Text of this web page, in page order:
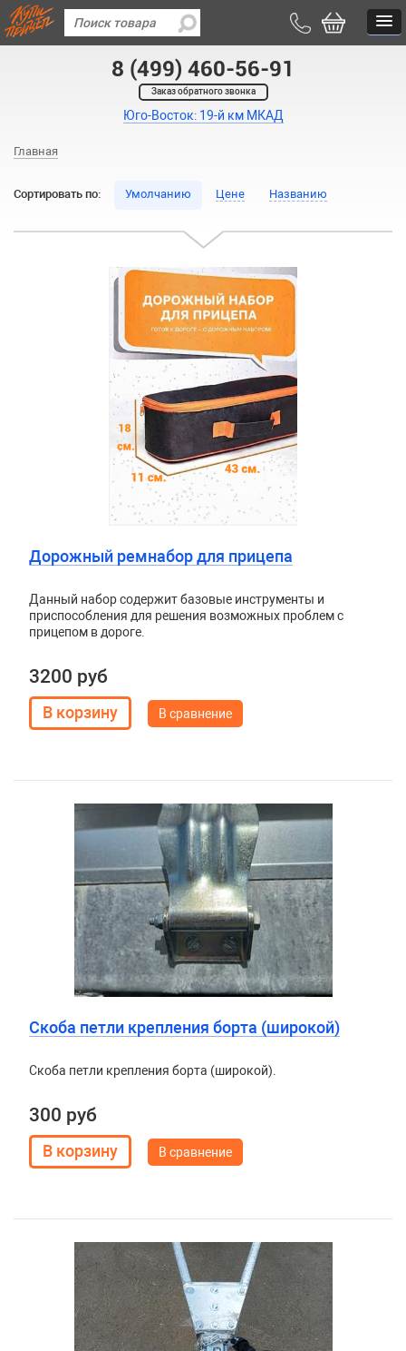
8 (499) 460-56-91
Заказ обратного звонка
Юго-Восток: 19-й км МКАД
Главная
Сортировать по: Умолчанию Цене Названию
Дорожный ремнабор для прицепа
Данный набор содержит базовые инструменты и
приспособления для решения возможных проблем с
прицепом в дороге.
3200 руб
В сравнение
Скоба петли крепления борта (широкой)
Скоба петли крепления борта (широкой).
300 руб
В сравнение